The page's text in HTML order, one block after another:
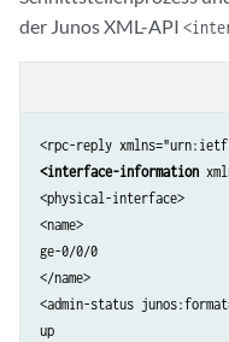
der Junos XML-API
<interface-information
<physical-interface>
<name>
ge-0/0/0
</name>
<admin-status
up